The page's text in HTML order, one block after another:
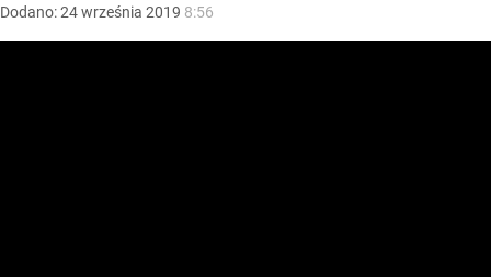
Dodano:24września 2019 8:56